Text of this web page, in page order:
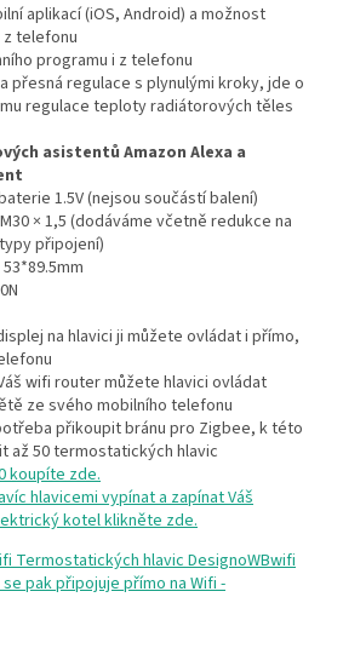
aplikací (iOS, Android) a možnost
z telefonu
programu i z telefonu
přesná regulace s plynulými kroky, jde o
regulace teploty radiátorových těles
asistentů Amazon Alexa a
1.5V (nejsou součástí balení)
× 1,5 (dodáváme včetně redukce na
připojení)
53*89.5mm
na hlavici ji můžete ovládat i přímo,
wifi router můžete hlavici ovládat
ze svého mobilního telefonu
přikoupit bránu pro Zigbee, k této
až 50 termostatických hlavic
koupíte zde.
hlavicemi vypínat a zapínat Váš
kotel klikněte zde.
Termostatických hlavic DesignoWBwifi
pak připojuje přímo na Wifi -